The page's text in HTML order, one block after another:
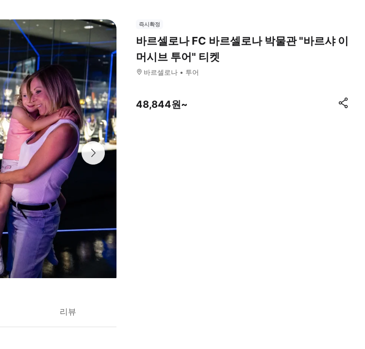
리뷰
즉시확정
바르셀로나 FC 바르셀로나 박물관 "바르샤 이
머시브 투어" 티켓
바르셀로나 투어
48,844원~